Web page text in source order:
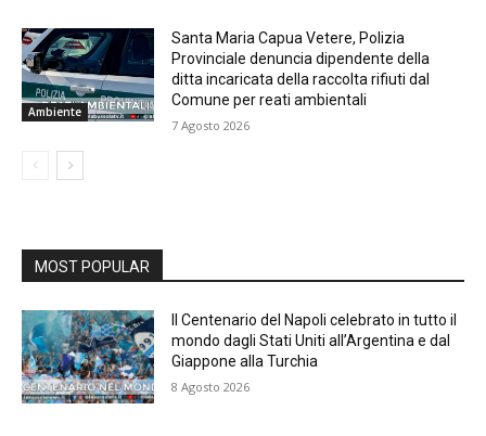
Ambiente
Santa Maria Capua Vetere, Polizia
Provinciale denuncia dipendente della
ditta incaricata della raccolta rifiuti dal
Comune per reati ambientali
7 Agosto 2026
MOST POPULAR
Il Centenario del Napoli celebrato in tutto il
mondo dagli Stati Uniti all’Argentina e dal
Giappone alla Turchia
8 Agosto 2026